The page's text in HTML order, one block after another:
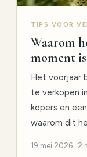
TIPS VOOR
Waarom
moment
Het voorjaar
te verkopen
kopers en
waarom dit
19 mei 2026 · 2